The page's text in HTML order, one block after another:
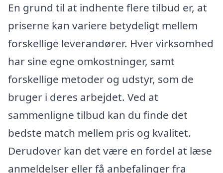
En grund til at indhente flere tilbud er, at
priserne kan variere betydeligt mellem
forskellige leverandører. Hver virksomhed
har sine egne omkostninger, samt
forskellige metoder og udstyr, som de
bruger i deres arbejdet. Ved at
sammenligne tilbud kan du finde det
bedste match mellem pris og kvalitet.
Derudover kan det være en fordel at læse
anmeldelser eller få anbefalinger fra